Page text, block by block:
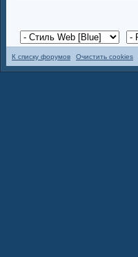
К списку форумов Очистить cookies